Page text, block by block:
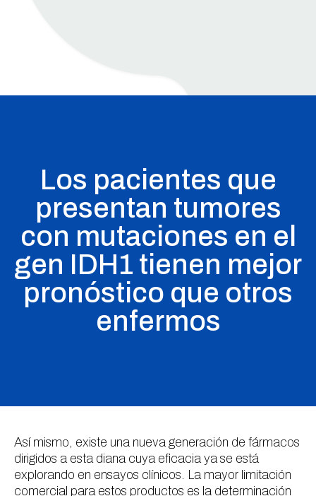
Los pacientes que
presentan tumores
con mutaciones en el
gen IDH1 tienen mejor
pronóstico que otros
enfermos
Así mismo, existe una nueva generación de fármacos
dirigidos a esta diana cuya eficacia ya se está
explorando en ensayos clínicos. La mayor limitación
comercial para estos productos es la determinación